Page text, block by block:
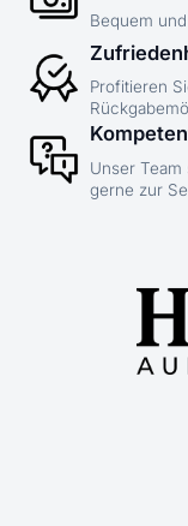
Bequem
Profitieren
Unser
gerne zur